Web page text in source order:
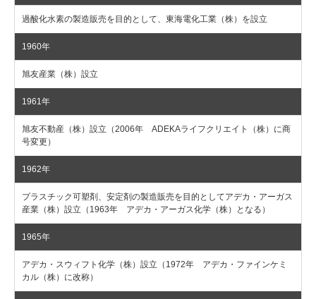
過酸化水素の製造販売を目的として、東海電化工業（株）を設立
1960年
旭友産業（株）設立
1961年
旭友不動産（株）設立（2006年 ADEKAライフクリエイト（株）に商
号変更）
1962年
プラスチック可塑剤、安定剤の製造販売を目的としてアデカ・アーガス
産業（株）設立（1963年 アデカ・アーガス化学（株）となる）
1965年
アデカ・スウィフト化学（株）設立（1972年 アデカ・ファインケミ
カル（株）に改称）